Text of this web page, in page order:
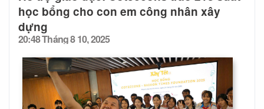
học bổng cho con em công nhân xây
dựng
Posted
on
20:48 Tháng 8 10, 2025